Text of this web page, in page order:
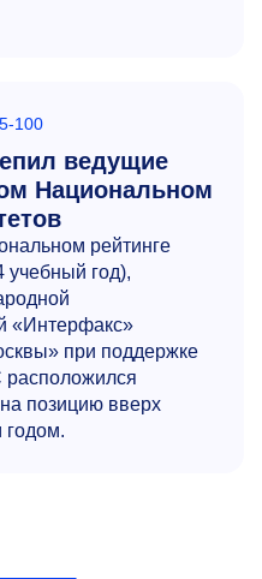
5-100
ведущие
Национальном
рейтинге
учебный год),
«Интерфакс»
при поддержке
позицию вверх